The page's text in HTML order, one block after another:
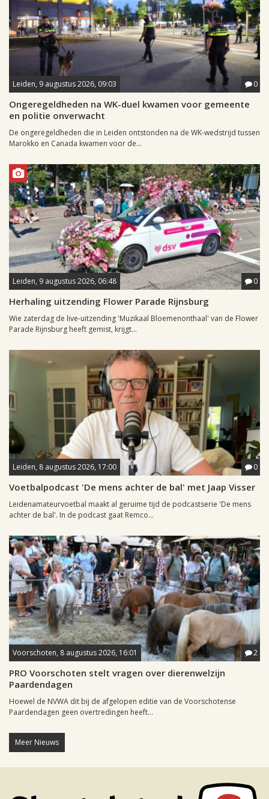
Leiden, 9 augustus 2026, 09:03 0
Ongeregeldheden na WK-duel kwamen voor gemeente
en politie onverwacht
De ongeregeldheden die in Leiden ontstonden na de WK-wedstrijd tussen
Marokko en Canada kwamen voor de...
Leiden, 9 augustus 2026, 06:48 0
Herhaling uitzending Flower Parade Rijnsburg
Wie zaterdag de live-uitzending 'Muzikaal Bloemenonthaal' van de Flower
Parade Rijnsburg heeft gemist, krijgt...
Leiden, 8 augustus 2026, 17:00 0
Voetbalpodcast 'De mens achter de bal' met Jaap Visser
Leidenamateurvoetbal maakt al geruime tijd de podcastserie 'De mens
achter de bal'. In de podcast gaat Remco...
Voorschoten, 8 augustus 2026, 16:01 2
PRO Voorschoten stelt vragen over dierenwelzijn
Paardendagen
Hoewel de NVWA dit bij de afgelopen editie van de Voorschotense
Paardendagen geen overtredingen heeft...
Meer Nieuws